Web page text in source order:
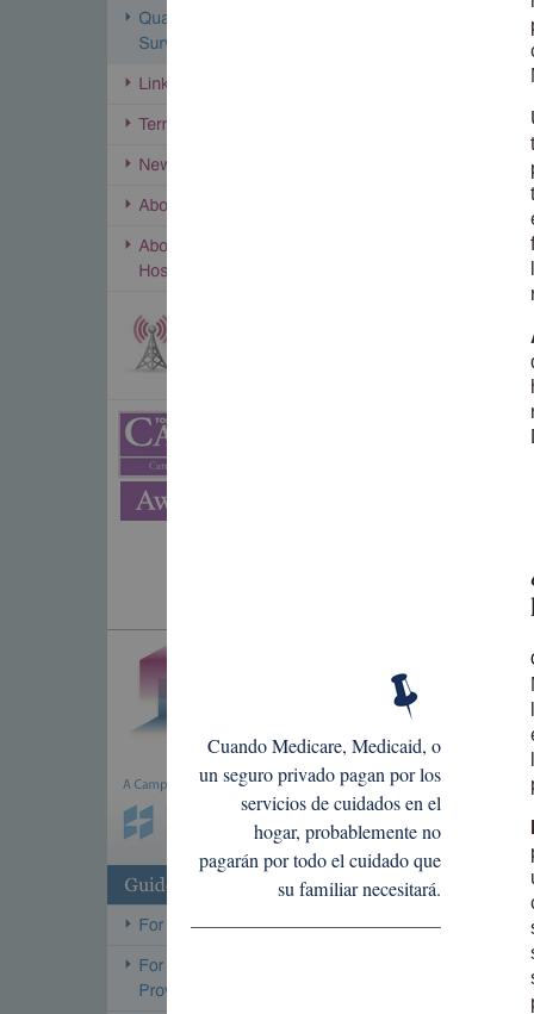
Cuando Medicare, Medicaid, o
un seguro privado pagan por los
servicios de cuidados en el
hogar, probablemente no
pagarán por todo el cuidado que
su familiar necesitará.